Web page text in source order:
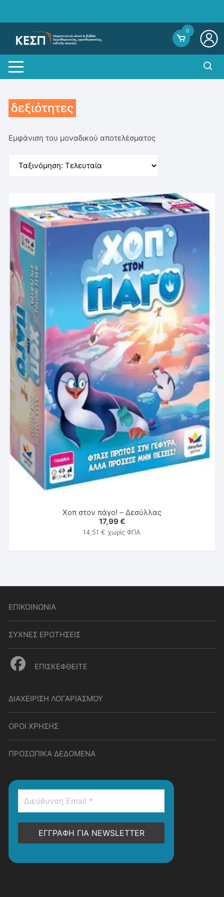
0
δεξιότητες
Εμφάνιση του μοναδικού αποτελέσματος
Χοπ στον πάγο! – Δεσύλλας
17,99€
14,51€ χωρίς ΦΠΑ
ΕΠΙΚΟΙΝΩΝΙΑ
ΣΥΧΝΕΣ ΕΡΩΤΗΣΕΙΣ
ΕΠΙΣΚΕΦΘΕΙΤΕ
ΔΙΑΧΕΙΡΙΣΗ ΛΟΓΑΡΙΑΣΜΟΥ
ΟΡΟΙ ΧΡΗΣΗΣ
ΠΡΟΣΩΠΙΚΑ ΔΕΔΟΜΕΝΑ